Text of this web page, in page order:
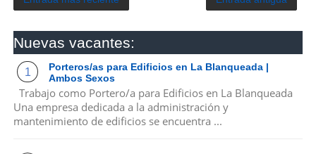
Nuevas vacantes:
Porteros/as para Edificios en La Blanqueada |
Ambos Sexos
Trabajo como Portero/a para Edificios en La Blanqueada
Una empresa dedicada a la administración y
mantenimiento de edificios se encuentra ...